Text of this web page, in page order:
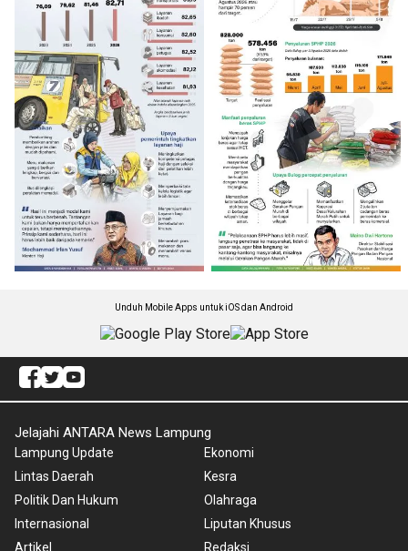
Unduh Mobile Apps untuk iOS dan Android
Jelajahi ANTARA News Lampung
Lampung Update
Lintas Daerah
Politik Dan Hukum
Internasional
Artikel
Ekonomi
Kesra
Olahraga
Liputan Khusus
Redaksi